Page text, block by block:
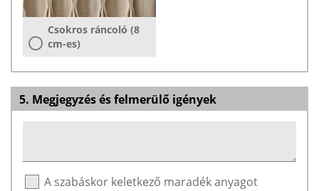
Csokros ráncoló (8
cm-es)
5. Megjegyzés és felmerülő igények
A szabáskor keletkező maradék anyagot